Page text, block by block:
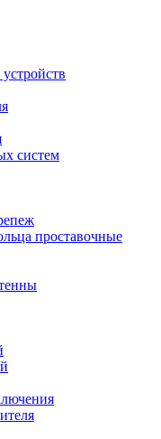
систем
проставочные